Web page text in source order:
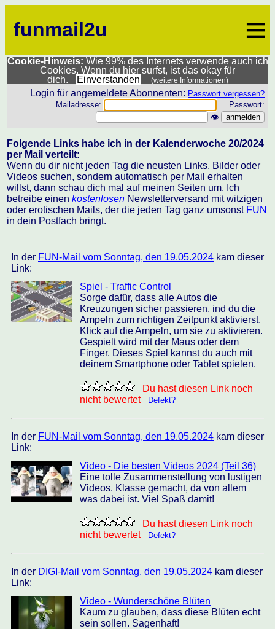
funmail2u ≡
Cookie-Hinweis: Wie 99% des Internets verwende auch ich
Cookies. Wenn du hier surfst, ist das okay für
dich.
Einverstanden (weitere Informationen)
Login für angemeldete Abonnenten: Passwort vergessen?
Mailadresse:
Passwort:
👁
Folgende Links habe ich in der Kalenderwoche 20/2024
per Mail verteilt:
Wenn du dir nicht jeden Tag die neusten Links, Bilder oder
Videos suchen, sondern automatisch per Mail erhalten
willst, dann schau dich mal auf meinen Seiten um. Ich
betreibe einen kostenlosen Newsletterversand mit witzigen
oder erotischen Mails, der die jeden Tag ganz umsonst FUN
in dein Postfach bringt.
In der FUN-Mail vom Sonntag, den 19.05.2024 kam dieser
Link:
Spiel - Traffic Control
Sorge dafür, dass alle Autos die
Kreuzungen sicher passieren, ind du die
Ampeln zum richtigen Zeitpunkt aktivierst.
Klick auf die Ampeln, um sie zu aktivieren.
Gespielt wird mit der Maus oder dem
Finger. Dieses Spiel kannst du auch mit
deinem Smartphone oder Tablet spielen.
Du hast diesen Link noch
nicht bewertet
Defekt?
In der FUN-Mail vom Sonntag, den 19.05.2024 kam dieser
Link:
Video - Die besten Videos 2024 (Teil 36)
Eine tolle Zusammenstellung von lustigen
Videos. Klasse gemacht, da von allem
was dabei ist. Viel Spaß damit!
Du hast diesen Link noch
nicht bewertet
Defekt?
In der DIGI-Mail vom Sonntag, den 19.05.2024 kam dieser
Link:
Video - Wunderschöne Blüten
Kaum zu glauben, dass diese Blüten echt
sein sollen. Sagenhaft!